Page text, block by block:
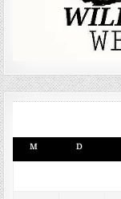
M D